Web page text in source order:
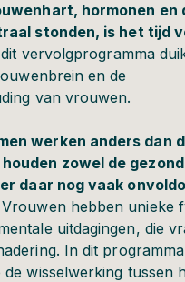
hormonen en
stonden, is het tijd
vervolgprogramma
en de
van vrouwen.
werken anders dan
zowel de
daar nog vaak
Vrouwen hebben unieke
uitdagingen, die
In dit
wisselwerking tussen